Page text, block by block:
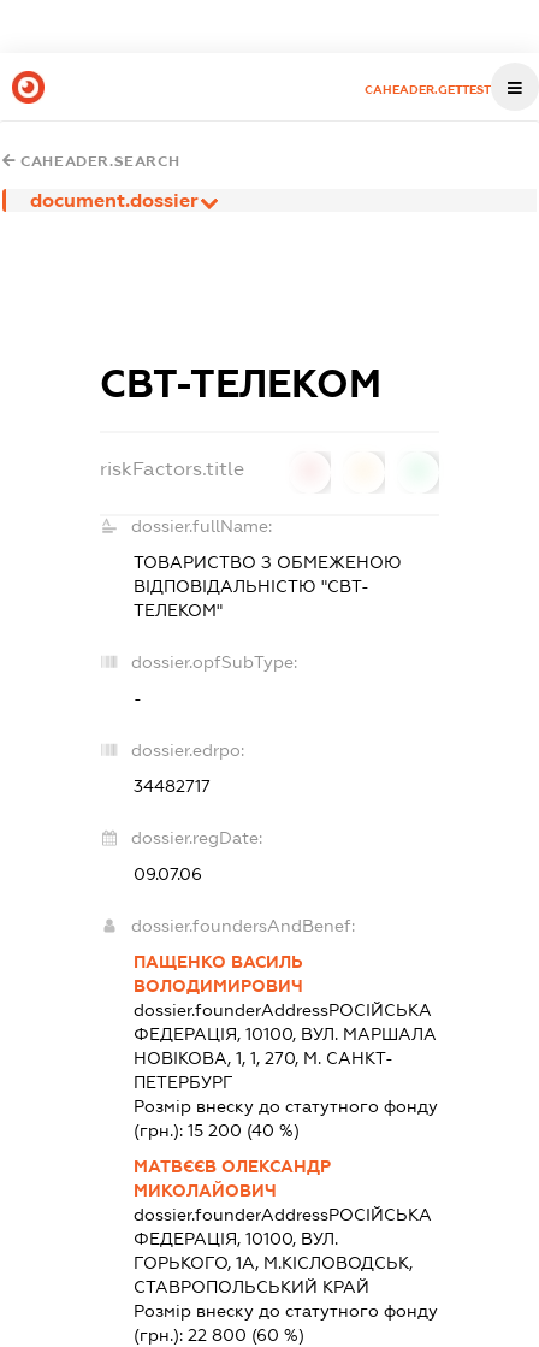
CAHEADER.GETTEST
CAHEADER.SEARCH
document.dossier
СВТ-ТЕЛЕКОМ
riskFactors.title
dossier.fullName:
ТОВАРИСТВО З ОБМЕЖЕНОЮ
ВІДПОВІДАЛЬНІСТЮ "СВТ-
ТЕЛЕКОМ"
dossier.opfSubType:
-
dossier.edrpo:
34482717
dossier.regDate:
09.07.06
dossier.foundersAndBenef:
ПАЩЕНКО ВАСИЛЬ
ВОЛОДИМИРОВИЧ
dossier.founderAddressРОСІЙСЬКА
ФЕДЕРАЦІЯ, 10100, ВУЛ. МАРШАЛА
НОВІКОВА, 1, 1, 270, М. САНКТ-
ПЕТЕРБУРГ
Розмір внеску до статутного фонду
(грн.):15 200 (40 %)
МАТВЄЄВ ОЛЕКСАНДР
МИКОЛАЙОВИЧ
dossier.founderAddressРОСІЙСЬКА
ФЕДЕРАЦІЯ, 10100, ВУЛ.
ГОРЬКОГО, 1А, М.КІСЛОВОДСЬК,
СТАВРОПОЛЬСЬКИЙ КРАЙ
Розмір внеску до статутного фонду
(грн.):22 800 (60 %)